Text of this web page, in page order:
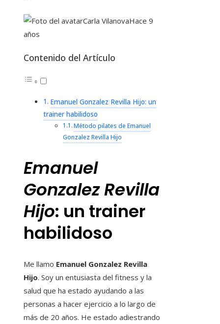
Carla VilanovaHace 9
años
Contenido del Artículo
Emanuel Gonzalez Revilla Hijo: un
trainer habilidoso
Método pilates de Emanuel
Gonzalez Revilla Hijo
Emanuel
Gonzalez Revilla
Hijo: un trainer
habilidoso
Me llamo Emanuel Gonzalez Revilla
Hijo. Soy un entusiasta del fitness y la
salud que ha estado ayudando a las
personas a hacer ejercicio a lo largo de
más de 20 años. He estado adiestrando